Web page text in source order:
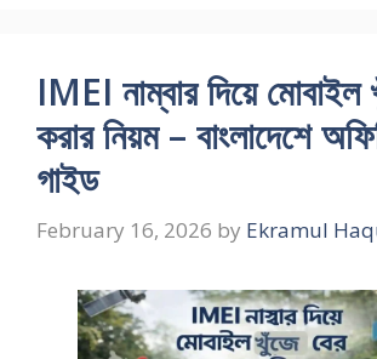
IMEI নাম্বার দিয়ে মোবাইল
করার নিয়ম – বাংলাদেশে
গাইড
February 16, 2026 by Ekramul